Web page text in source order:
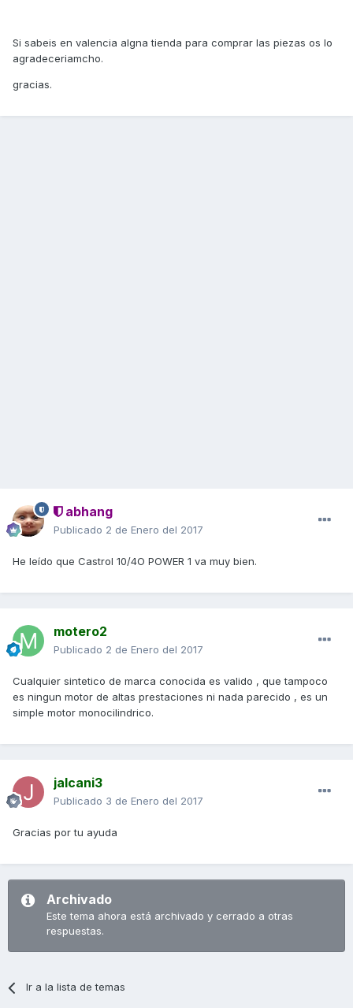
Si sabeis en valencia algna tienda para comprar las piezas os lo
agradeceriamcho.
gracias.
abhang
Publicado 2 de Enero del 2017
He leído que Castrol 10/4O POWER 1 va muy bien.
motero2
Publicado 2 de Enero del 2017
Cualquier sintetico de marca conocida es valido , que tampoco
es ningun motor de altas prestaciones ni nada parecido , es un
simple motor monocilindrico.
jalcani3
Publicado 3 de Enero del 2017
Gracias por tu ayuda
Archivado
Este tema ahora está archivado y cerrado a otras
respuestas.
Ir a la lista de temas